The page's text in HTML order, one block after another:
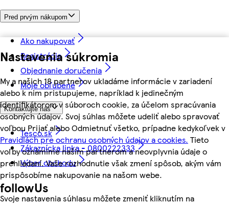
Nastavenia súkromia
My a našich 18 partnerov ukladáme informácie v zariadení
alebo k nim pristupujeme, napríklad k jedinečným
identifikátorom v súboroch cookie, za účelom spracúvania
osobných údajov. Svoj súhlas môžete udeliť alebo spravovať
voľbou Prijať alebo Odmietnuť všetko, prípadne kedykoľvek v
Pravidlách pre ochranu osobných údajov a cookies. Tieto
voľby oznámime našim partnerom a neovplyvnia údaje o
prehliadaní. Vaše rozhodnutie však zmení spôsob, akým vám
prispôsobíme nakupovanie na našom webe.
Svoje nastavenia súhlasu môžete zmeniť kliknutím na
Pred prvým nákupom
Ako nakupovať
Registrácia
Objednanie doručenia
Moje obľúbené
Kontaktujte nás
Tesco.sk
Zákaznícka linka - 0800222333
Výber obchodu
followUs